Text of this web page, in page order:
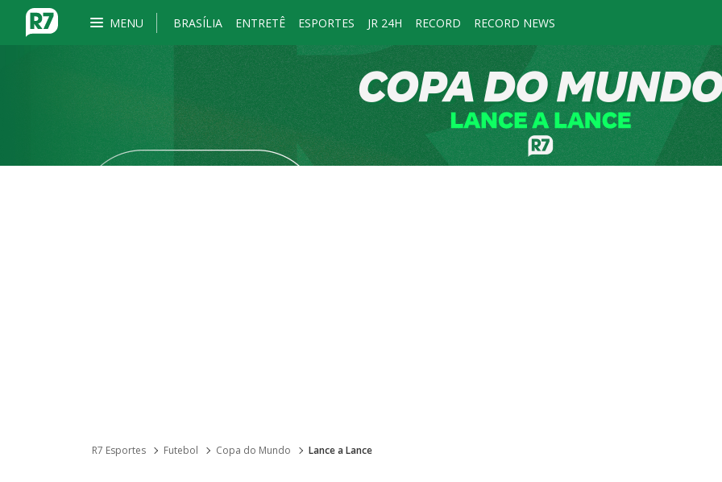
MENU BRASÍLIA ENTRETÊ ESPORTES JR 24H RECORD RECORD NEWS
R7 Esportes Futebol Copa do Mundo Lance a Lance